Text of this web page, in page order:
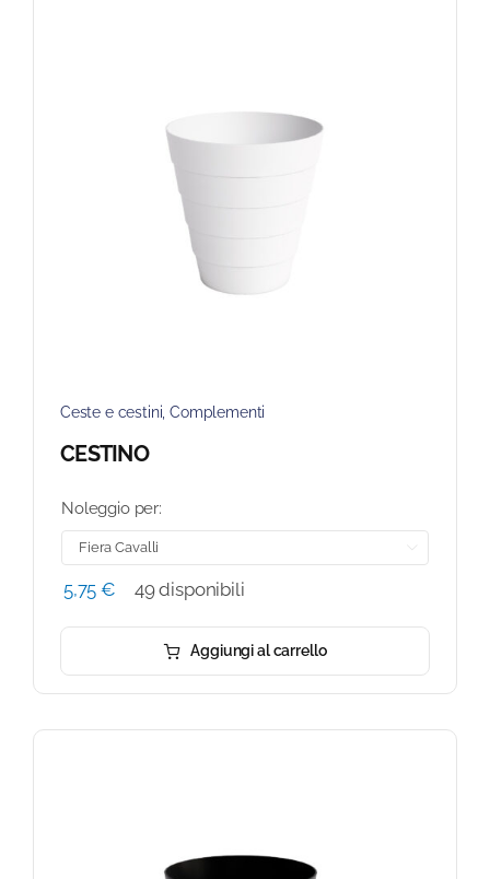
Ceste e cestini ,Complementi
CESTINO
Noleggio per:
5,75€ 49 disponibili
Aggiungi al carrello